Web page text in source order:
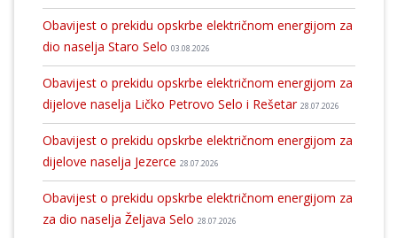
Obavijest o prekidu opskrbe električnom energijom za
dio naselja Staro Selo 03.08.2026
Obavijest o prekidu opskrbe električnom energijom za
dijelove naselja Ličko Petrovo Selo i Rešetar 28.07.2026
Obavijest o prekidu opskrbe električnom energijom za
dijelove naselja Jezerce 28.07.2026
Obavijest o prekidu opskrbe električnom energijom za
za dio naselja Željava Selo 28.07.2026